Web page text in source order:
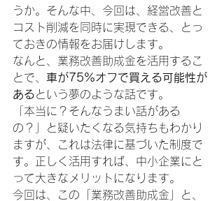
うか。そんな中、今回は、経営改善と
コスト削減を同時に実現できる、とっ
ておきの情報をお届けします。
なんと、業務改善助成金を活用するこ
とで、 車が75%オフで買える可能性が
あるという夢のような話です。
「本当に？そんなうまい話がある
の？」と疑いたくなる気持ちもわかり
ますが、これは法律に基づいた制度で
す。正しく活用すれば、中小企業にと
って大きなメリットになります。
今回は、この「業務改善助成金」と、